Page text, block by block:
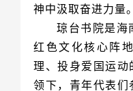
神中汲取奋进力量。